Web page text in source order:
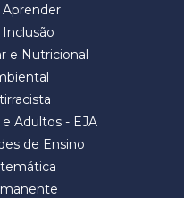
Aprender
e Nutricional
Adultos - EJA
de Ensino